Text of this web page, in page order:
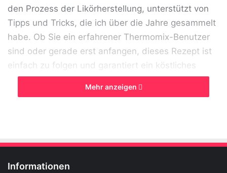
den Prozess der Likörherstellung, unterstützt von
Tipps und Tricks, die ich über die Jahre gesammelt
habe. Ob Sie ein erfahrener Thermomix-Benutzer
sind oder gerade erst anfangen, dieses Rezept ist
einfach zu folgen und garantiert ein köstliches
Ergebnis. Bereiten Sie sich darauf vor, einen
Johannisbeerlikör zu kreieren, der nicht nur
Mehr anzeigen
Informationen